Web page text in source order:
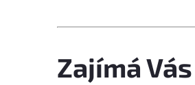
k
t
v
l
Zajímá